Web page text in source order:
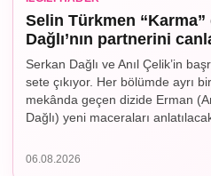
Selin Türkmen
Dağlı’nın partnerini
Serkan Dağlı ve Anıl Çelik’in
sete çıkıyor. Her bölümde ayrı
mekânda geçen dizide Erman
Dağlı) yeni maceraları
06.08.2026